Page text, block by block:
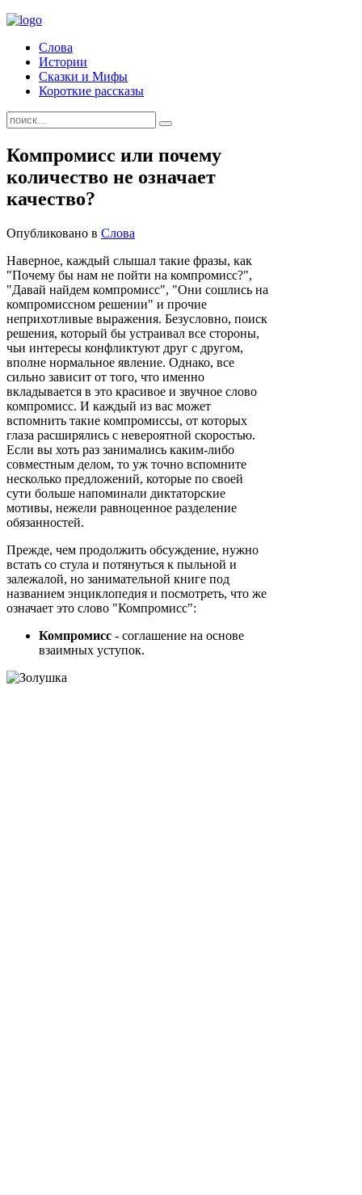
Слова
Истории
Сказки и Мифы
Короткие рассказы
Компромисс или почему
количество не означает
качество?
Опубликовано в Слова
Наверное, каждый слышал такие фразы, как
"Почему бы нам не пойти на компромисс?",
"Давай найдем компромисс", "Они сошлись на
компромиссном решении" и прочие
неприхотливые выражения. Безусловно, поиск
решения, который бы устраивал все стороны,
чьи интересы конфликтуют друг с другом,
вполне нормальное явление. Однако, все
сильно зависит от того, что именно
вкладывается в это красивое и звучное слово
компромисс. И каждый из вас может
вспомнить такие компромиссы, от которых
глаза расширялись с невероятной скоростью.
Если вы хоть раз занимались каким-либо
совместным делом, то уж точно вспомните
несколько предложений, которые по своей
сути больше напоминали диктаторские
мотивы, нежели равноценное разделение
обязанностей.
Прежде, чем продолжить обсуждение, нужно
встать со стула и потянуться к пыльной и
залежалой, но занимательной книге под
названием энциклопедия и посмотреть, что же
означает это слово "Компромисс":
Компромисс - соглашение на основе
взаимных уступок.